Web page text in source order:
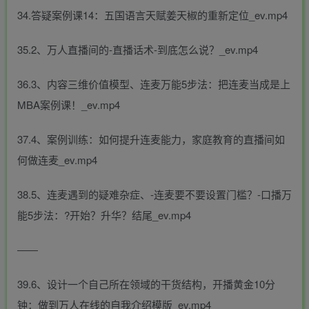
34.答疑案例课14：五国语言天赋姜天椒的重新定位_ev.mp4
35.2、万人直播间的-直播话术-到底怎么说？_ev.mp4
36.3、内容三维价值模型、连麦万能5步法：把连麦当成是上
MBA案例课！_ev.mp4
37.4、案例训练：如何提升连麦能力，家庭教育的直播间如
何做连麦_ev.mp4
38.5、连麦遇到的疑难杂症、-连麦要不要设置门槛？-口播万
能5步法：?开始？升华？结尾_ev.mp4
――
39.6、设计一个自己所在领域的干货结构，开播黄金10分
钟：做到万人在线的自我介绍模版_ev.mp4